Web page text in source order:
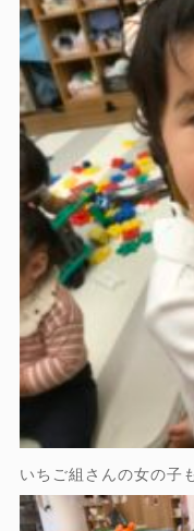
いちご組さんの女の子